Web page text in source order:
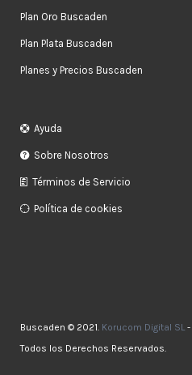
Plan Oro Buscaden
Plan Plata Buscaden
Planes y Precios Buscaden
Ayuda
Sobre Nosotros
Términos de Servicio
Política de cookies
Buscaden © 2021. Korucom Digital SL-
Todos los Derechos Reservados.